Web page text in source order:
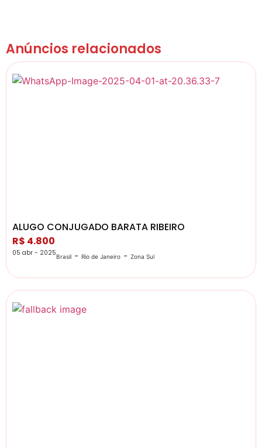
Anúncios relacionados
ALUGO CONJUGADO BARATA RIBEIRO
R$ 4.800
05 abr - 2025Brasil - Rio de Janeiro - Zona Sul